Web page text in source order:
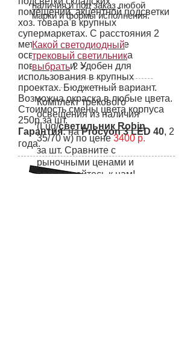
помещений, акцентной подсветки
хоз. товара в крупных
супермаркетах. С расстояния 2
метров создает хорошее
освещение в 570 люкс на
поверхности. Удобен для
использования в крупных
проектах. Бюджетный вариант.
Возможна окраска в любые цвета.
Стоимость смены цвета корпуса
250р за шт.
Гарантия:наProcyon 3 LED 40, 2
года.
наличия и под заказлюбой
марки и формы исполнения.
Какой светодиодный
трековый светильник
выбрать? >
Комплект трекового
освещения из наличия
(Lug/светильник Robin
35/70 w) по цене3400 р.
за шт. Сравните с
рыночными ценами и
возвращайтесь к нам!